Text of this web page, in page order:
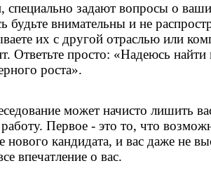
специально задают вопросы о
будьте внимательны и не
их с другой отраслью или
Ответьте просто: «Надеюсь
роста».
может начисто лишить
работу. Первое - это то, что
нового кандидата, и вас даже не
впечатление о вас.